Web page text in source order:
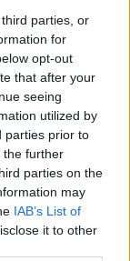
parties, or
for
opt-out
that after your
seeing
utilized by
parties prior to
the further
parties on the
may
IAB’s List of
it to other
sejt